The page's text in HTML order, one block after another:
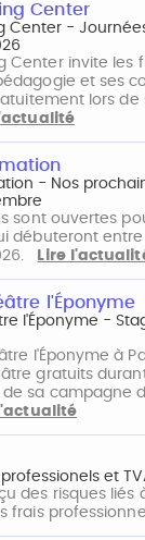
Center
Center -
Center invite les
et ses
lors de
- Nos
sont ouvertes
débuteront entre
Lire
l'Éponyme
l'Éponyme -
l'Éponyme à
gratuits
de sa campagne
et
des risques liés
frais